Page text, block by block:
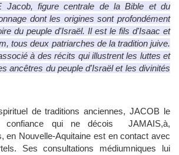
Jacob, figure centrale de la Bible et du
dont les origines sont profondément
du peuple d'Israël. Il est le fils d'Isaac et
tous deux patriarches de la tradition juive.
à des récits qui illustrent les luttes et
ancêtres du peuple d'Israël et les divinités
de traditions anciennes, JACOB le
confiance qui ne décois JAMAIS,à,
en Nouvelle-Aquitaine est en contact avec
Ses consultations médiumniques lui